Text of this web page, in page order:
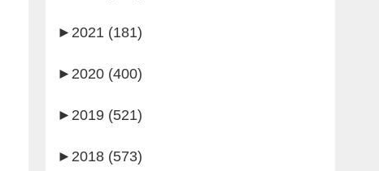
► 2021 (181)
► 2020 (400)
► 2019 (521)
► 2018 (573)